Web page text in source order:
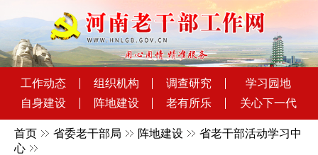
工作动态 组织机构 调查研究
学习园地
自身建设
阵地建设 老有所乐 关心下一代
首页 省委老干部局 阵地建设
省老干部活动学习中
心